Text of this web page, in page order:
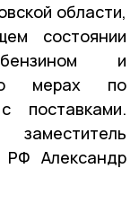
области,
состоянии
и
мерах по
поставками.
РФ Александр